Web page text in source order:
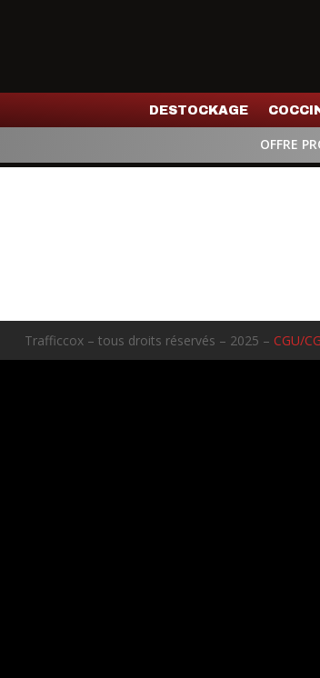
DESTOCKAGE
OFFRE
Trafficcox – tous droits réservés – 2025 – CGU/